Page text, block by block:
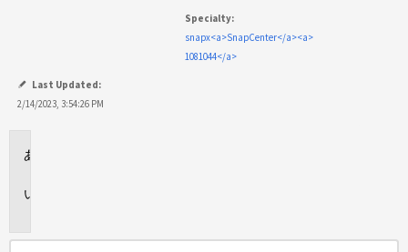
Specialty:
snapx<a>SnapCenter</a><a>
1081044</a>
Last Updated:
2/14/2023, 3:54:26 PM